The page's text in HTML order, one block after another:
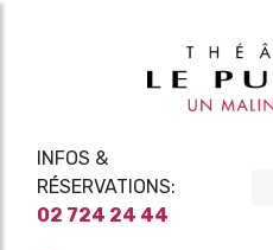
INFOS &
RÉSERVATIONS:
02 724 24 44